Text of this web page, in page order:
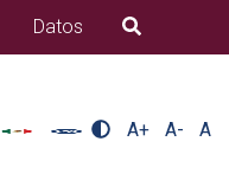
Datos B�squeda
A+ A- A